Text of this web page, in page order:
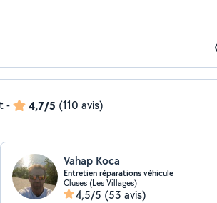
- 4,7/5 (110 avis)
Vahap Koca
Entretien réparations véhicule
Cluses (Les Villages)
4,5/5 (53 avis)